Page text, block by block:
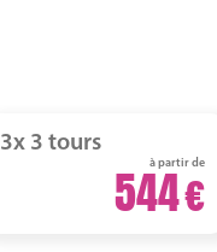
3x 3 tours
à partir de
544